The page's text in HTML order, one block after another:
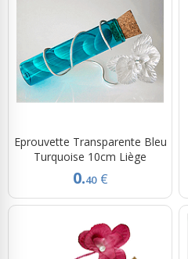
Eprouvette Transparente Bleu
Turquoise 10cm Liège
0.40 €